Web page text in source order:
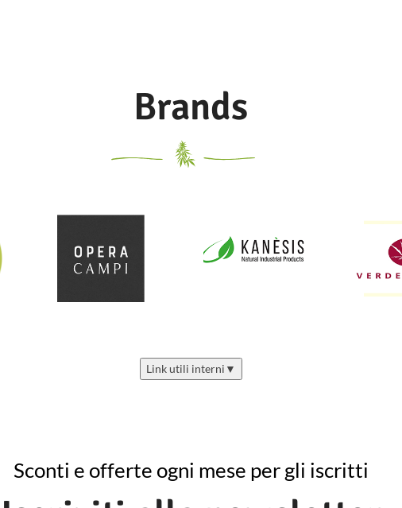
Si tratta di una varietà Kush classica
dalle cime compatte e abbondanti di
loro struttura compatta, le foglie
la roccia con uno spesso strato
bianco di tricomi. E la nostra Mazar
scelta perfetta. Aggiungendo una
piccola parte di genetiche Skunk
Brands
Link utili interni ▼
Sconti e offerte ogni mese per gli iscritti